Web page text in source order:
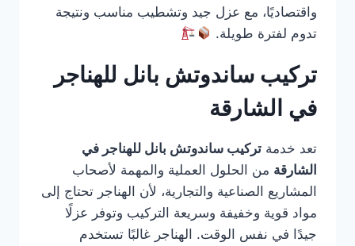
واقتصاديًا، مع عزل جيد وتشطيب مناسب ونتيجة
تدوم لفترة طويلة.
تركيب ساندوتش بانل للهناجر
في الشارقة
تعد خدمة تركيب ساندوتش بانل للهناجر في
الشارقة من الحلول العملية والمهمة لأصحاب
المشاريع الصناعية والتجارية، لأن الهناجر تحتاج إلى
مواد قوية وخفيفة وسريعة التركيب وتوفر عزلًا
جيدًا في نفس الوقت. الهناجر غالبًا تستخدم